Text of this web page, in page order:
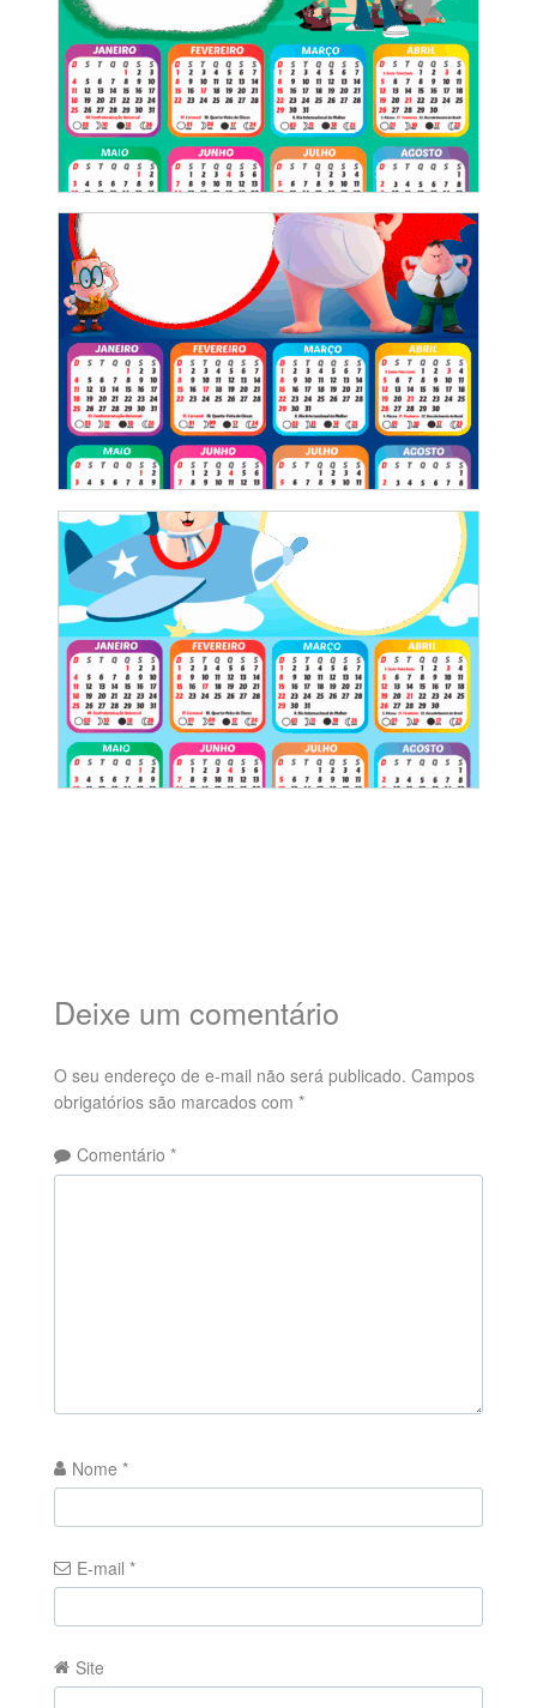
Deixe um comentário
O seu endereço de e-mail não será publicado. Campos
obrigatórios são marcados com *
Comentário *
Nome *
E-mail *
Site